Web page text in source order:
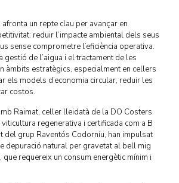
un repte clau per avançar en
reduir l’impacte ambiental dels seus
sense comprometre l’eficiència operativa.
gestió de l’aigua i el tractament de les
àmbits estratègics, especialment en cellers
els models d’economia circular, reduir les
costos.
Raimat, celler lleidatà de la DO Costers
regenerativa i certificada com a B
del grup Raventós Codorníu, han impulsat
depuració natural per gravetat al bell mig
requereix un consum energètic mínim i